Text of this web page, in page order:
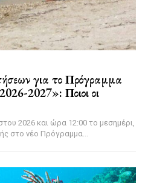
για το Πρόγραμμα
2027»: Ποιοι οι
2026 και ώρα 12:00 το μεσημέρι,
στο νέο Πρόγραμμα...